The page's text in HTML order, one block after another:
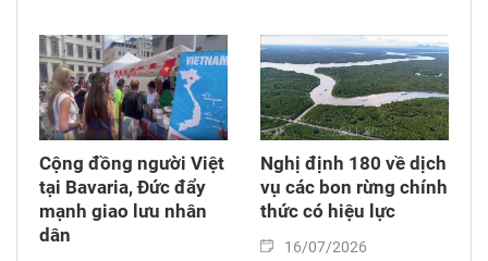
Cộng đồng người Việt
tại Bavaria, Đức đẩy
mạnh giao lưu nhân
dân
Nghị định 180 về dịch
vụ các bon rừng chính
thức có hiệu lực
16/07/2026